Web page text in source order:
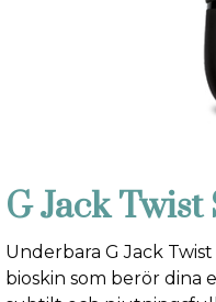
G Jack Twist
Underbara G Jack
bioskin som berör dina